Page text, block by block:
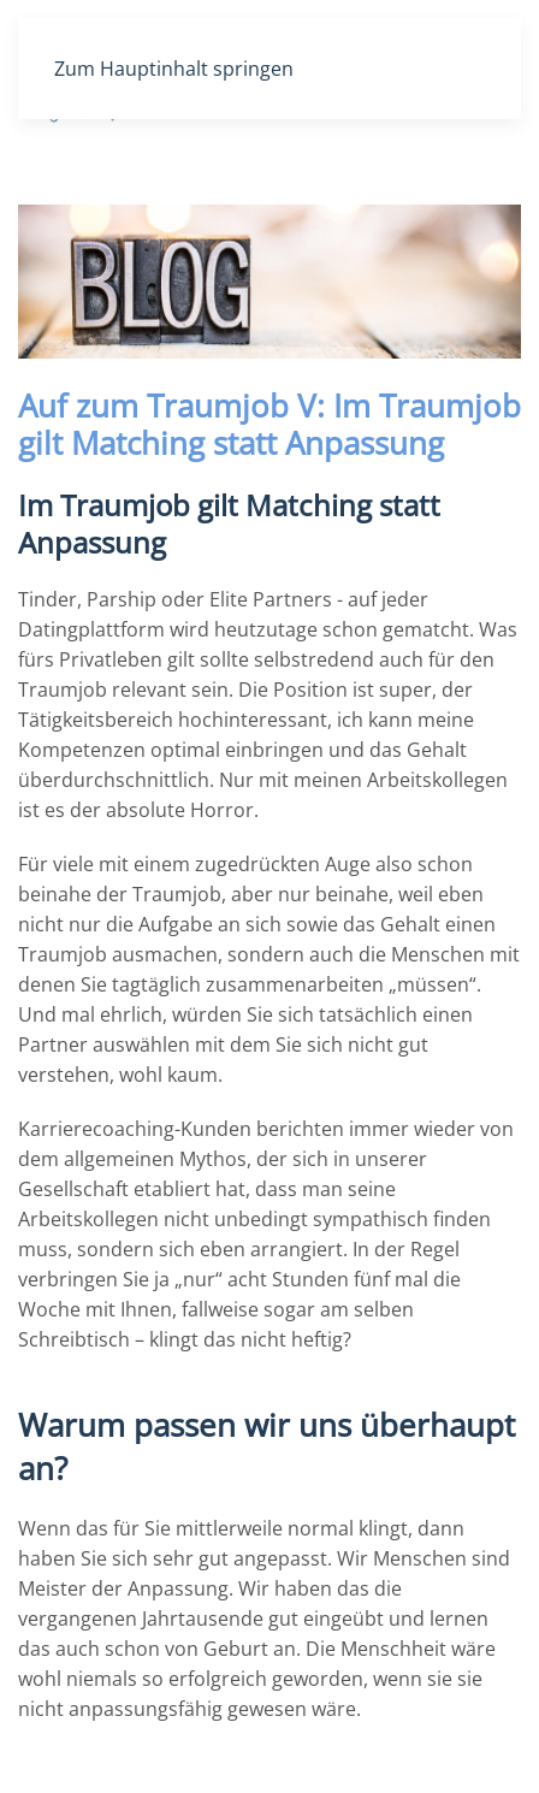
Zum Hauptinhalt springen
Auf zum Traumjob V: Im Traumjob
gilt Matching statt Anpassung
Im Traumjob gilt Matching statt
Anpassung
Tinder, Parship oder Elite Partners - auf jeder
Datingplattform wird heutzutage schon gematcht. Was
fürs Privatleben gilt sollte selbstredend auch für den
Traumjob relevant sein. Die Position ist super, der
Tätigkeitsbereich hochinteressant, ich kann meine
Kompetenzen optimal einbringen und das Gehalt
überdurchschnittlich. Nur mit meinen Arbeitskollegen
ist es der absolute Horror.
Für viele mit einem zugedrückten Auge also schon
beinahe der Traumjob, aber nur beinahe, weil eben
nicht nur die Aufgabe an sich sowie das Gehalt einen
Traumjob ausmachen, sondern auch die Menschen mit
denen Sie tagtäglich zusammenarbeiten „müssen“.
Und mal ehrlich, würden Sie sich tatsächlich einen
Partner auswählen mit dem Sie sich nicht gut
verstehen, wohl kaum.
Karrierecoaching-Kunden berichten immer wieder von
dem allgemeinen Mythos, der sich in unserer
Gesellschaft etabliert hat, dass man seine
Arbeitskollegen nicht unbedingt sympathisch finden
muss, sondern sich eben arrangiert. In der Regel
verbringen Sie ja „nur“ acht Stunden fünf mal die
Woche mit Ihnen, fallweise sogar am selben
Schreibtisch – klingt das nicht heftig?
Warum passen wir uns überhaupt
an?
Wenn das für Sie mittlerweile normal klingt, dann
haben Sie sich sehr gut angepasst. Wir Menschen sind
Meister der Anpassung. Wir haben das die
vergangenen Jahrtausende gut eingeübt und lernen
das auch schon von Geburt an. Die Menschheit wäre
wohl niemals so erfolgreich geworden, wenn sie sie
nicht anpassungsfähig gewesen wäre.